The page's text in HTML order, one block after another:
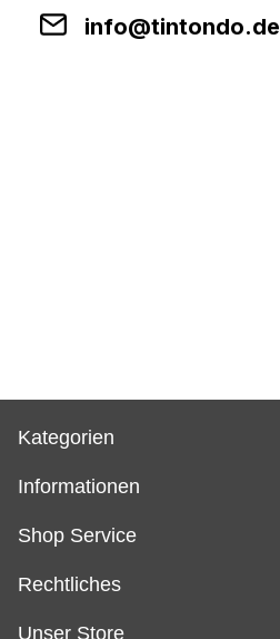
info@tintondo.de
Kategorien
Informationen
Shop Service
Rechtliches
Unser Store